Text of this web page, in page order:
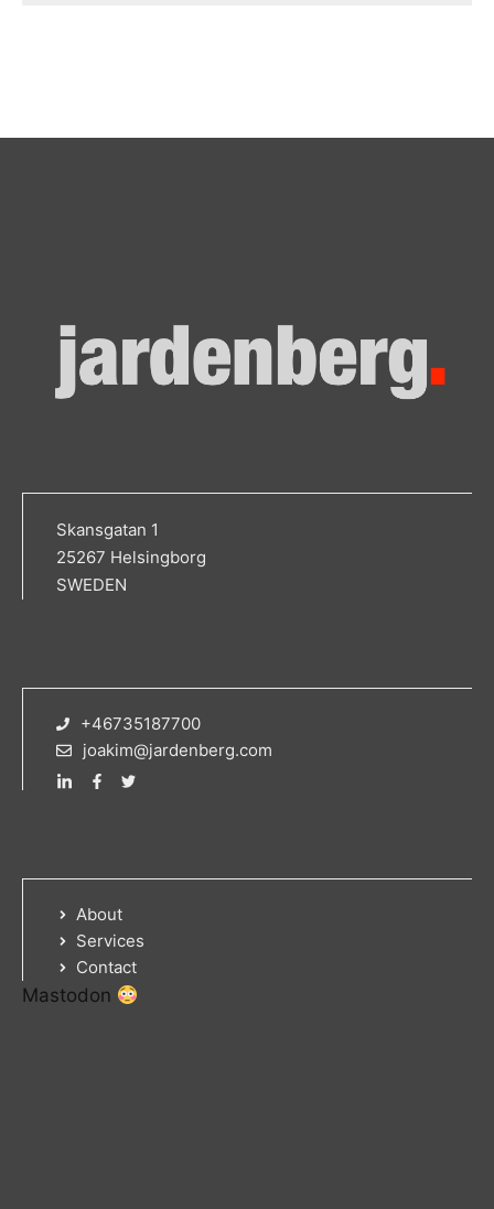
Skansgatan 1
25267 Helsingborg
SWEDEN
+46735187700
joakim@jardenberg.com
About
Services
Contact
Mastodon